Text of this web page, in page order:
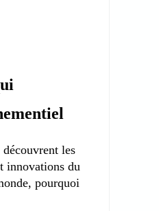
les
innovations du
pourquoi